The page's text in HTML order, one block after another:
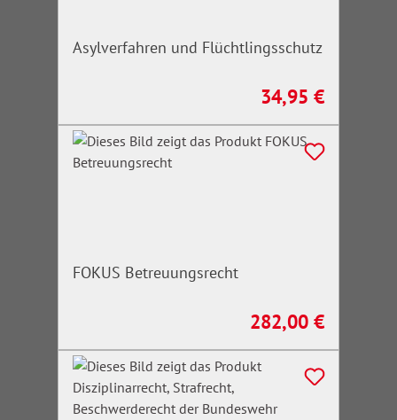
Asylverfahren und Flüchtlingsschutz
Regulärer Preis:
34,95 €
FOKUS Betreuungsrecht
Regulärer Preis:
282,00 €